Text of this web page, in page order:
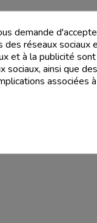
demande
des réseaux sociaux
et à la publicité
sociaux, ainsi que
associées